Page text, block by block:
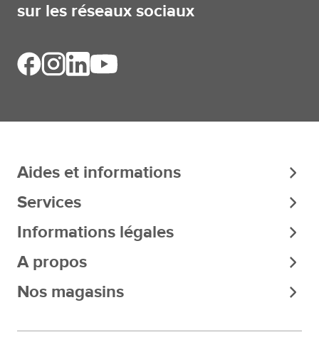
sur les réseaux sociaux
Aides et informations
Services
Informations légales
A propos
Nos magasins